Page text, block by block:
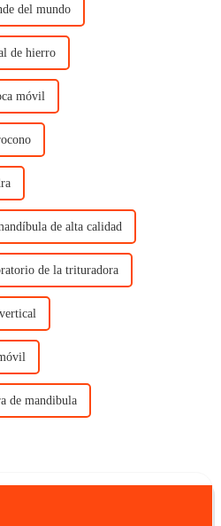
del mundo
de hierro
móvil
de alta calidad
de la trituradora
de mandibula